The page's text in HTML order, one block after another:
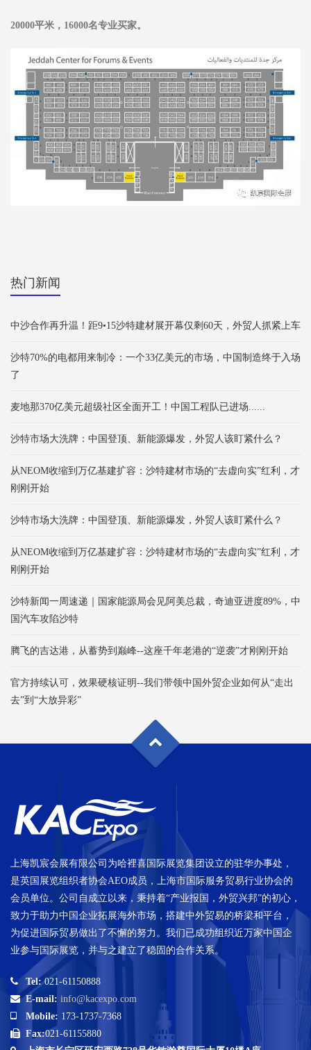
20000平米，16000名专业买家。
热门新闻
中沙合作再升温！距9•15沙特建材展开幕仅剩60天，外贸人抓紧上车
沙特70%的电都用来制冷：一个33亿美元的市场，中国制造终于入场
了
麦地那370亿美元超级社区全面开工！中国工程队已进场......
沙特市场大洗牌：中国登顶、新能源爆发，外贸人该盯紧什么？
从NEOM收缩到万亿基建扩容：沙特建材市场的“去虚向实”红利，才
刚刚开始
沙特市场大洗牌：中国登顶、新能源爆发，外贸人该盯紧什么？
从NEOM收缩到万亿基建扩容：沙特建材市场的“去虚向实”红利，才
刚刚开始
沙特新闻一周速递｜国家能源局会见阿美总裁，奇迪亚进度89%，中
国汽车攻陷沙特
腾飞的吉达港，从蓄势到巅峰--这座千年老港的“逆袭”才刚刚开始
官方持续认可，效果硬核证明--我们带领中国外贸企业如何从“走出
去”到“大放异彩”
上海凯宸会展有限公司为哈裡喜国际展览集团设立的驻华办事处，
是英国展览组织者协会AEO成员，上海市国际服务贸易行业协会的
会员单位。公司自成立以来，秉持着“产业报国，外贸兴邦”的初心，
致力于助力中国企业拓展海外市场，搭建中外贸易的桥梁和平台，
为促进国际贸易做出了不懈的努力。我们已成功组织近万家中国企
业参与国际展览，并与之建立了稳固的合作关系。
Tel:021-61150888
E-mail: info@kacexpo.com
Mobile: 173-1737-7368
Fax:021-61155880